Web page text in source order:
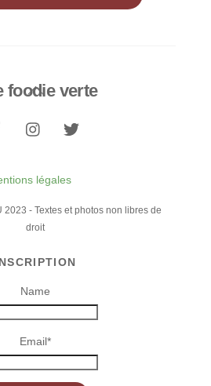
Back
Top
foodie verte
légales
2023 - Textes et photos non libres de
droit
Name
Email*